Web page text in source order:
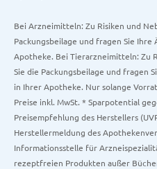
Bei Arzneimitteln: Zu Risiken und
Packungsbeilage und fragen Sie
Apotheke. Bei Tierarzneimitteln: Zu
Sie die Packungsbeilage und fragen
in Ihrer Apotheke. Nur solange
Preise inkl. MwSt. * Sparpotential
Preisempfehlung des Herstellers
Herstellermeldung des
Informationsstelle für
rezeptfreien Produkten außer